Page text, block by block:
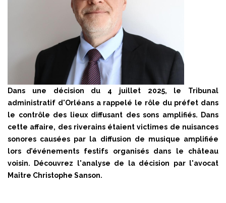
Dans une décision du 4 juillet 2025, le Tribunal
administratif d'Orléans a rappelé le rôle du préfet dans
le contrôle des lieux diffusant des sons amplifiés. Dans
cette affaire, des riverains étaient victimes de nuisances
sonores causées par la diffusion de musique amplifiée
lors d’événements festifs organisés dans le château
voisin. Découvrez l'analyse de la décision par l'avocat
Maître Christophe Sanson.